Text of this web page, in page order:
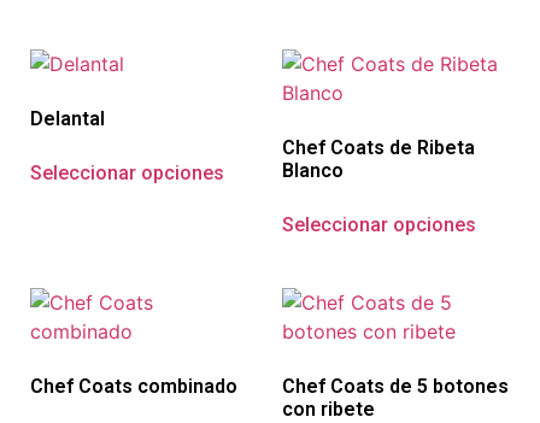
Delantal
Seleccionar opciones
Chef Coats de Ribeta
Blanco
Seleccionar opciones
Chef Coats combinado
Chef Coats de 5 botones
con ribete